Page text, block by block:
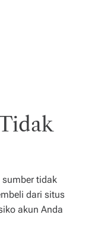
tidak
dari situs
akun Anda